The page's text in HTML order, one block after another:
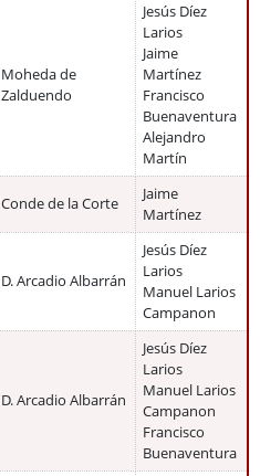
Moheda de
Zalduendo
Jesús Díez
Larios
Jaime
Martínez
Francisco
Buenaventura
Alejandro
Martín
Conde de la Corte
Jaime
Martínez
D. Arcadio Albarrán
Jesús Díez
Larios
Manuel Larios
Campanon
D. Arcadio Albarrán
Jesús Díez
Larios
Manuel Larios
Campanon
Francisco
Buenaventura